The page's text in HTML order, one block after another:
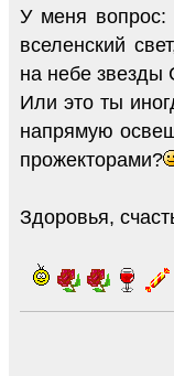
У меня вопрос:
вселенский
на небе звезды
Или это ты
напрямую
прожекторами?
Здоровья,